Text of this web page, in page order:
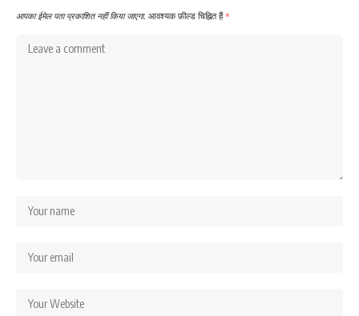
आपका ईमेल पता प्रकाशित नहीं किया जाएगा. आवश्यक फ़ील्ड चिह्नित हैं*